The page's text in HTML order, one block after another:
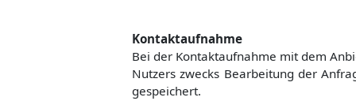
Kontaktaufnahme
Bei der Kontaktaufnahme mit dem
Nutzers zwecks Bearbeitung der
gespeichert.